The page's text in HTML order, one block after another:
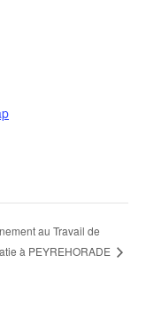
au Travail de
à PEYREHORADE